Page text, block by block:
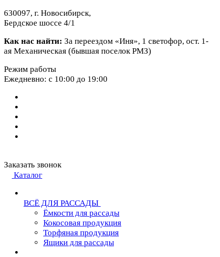
630097, г. Новосибирск,
Бердское шоссе 4/1
Как нас найти: За переездом «Иня», 1 светофор, ост. 1-
ая Механическая (бывшая поселок РМЗ)
Режим работы
Ежедневно: с 10:00 до 19:00
Заказать звонок
Каталог
ВСЁ ДЛЯ РАССАДЫ
Ёмкости для рассады
Кокосовая продукция
Торфяная продукция
Ящики для рассады